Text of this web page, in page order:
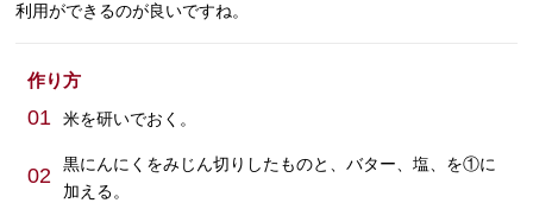
利用ができるのが良いですね。
作り方
01 米を研いでおく。
02
黒にんにくをみじん切りしたものと、バター、塩、を①に
加える。